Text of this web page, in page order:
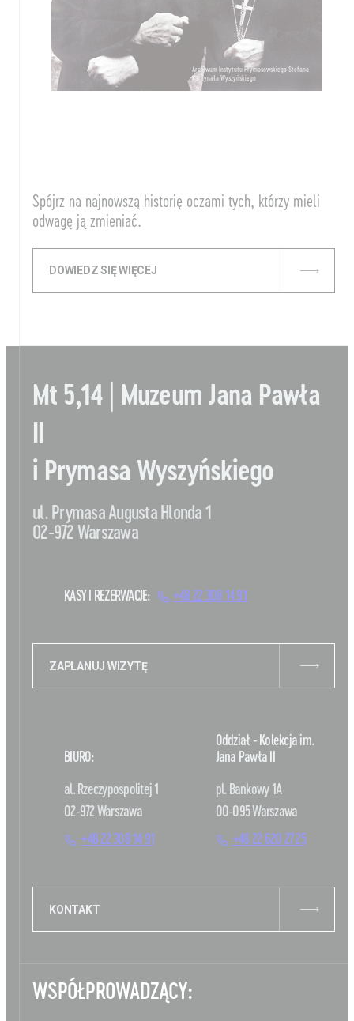
Spójrz na najnowszą historię oczami tych, którzy mieli
odwagę ją zmieniać.
DOWIEDZ SIĘ WIĘCEJ
Archiwum Instytutu Prymasowskiego Stefana
Kardynała Wyszyńskiego
Mt 5,14 | Muzeum Jana Pawła
i Prymasa Wyszyńskiego
ul. Prymasa Augusta Hlonda 1
02-972 Warszawa
KASY I REZERWACJE: +48 22 308 14 91
ZAPLANUJ WIZYTĘ
BIURO:
al. Rzeczypospolitej 1
02-972 Warszawa
+48 22 308 14 91
Oddział - Kolekcja im.
Jana Pawła II
pl. Bankowy 1A
00-095 Warszawa
+48 22 620 27 25
KONTAKT
WSPÓŁPROWADZĄCY: